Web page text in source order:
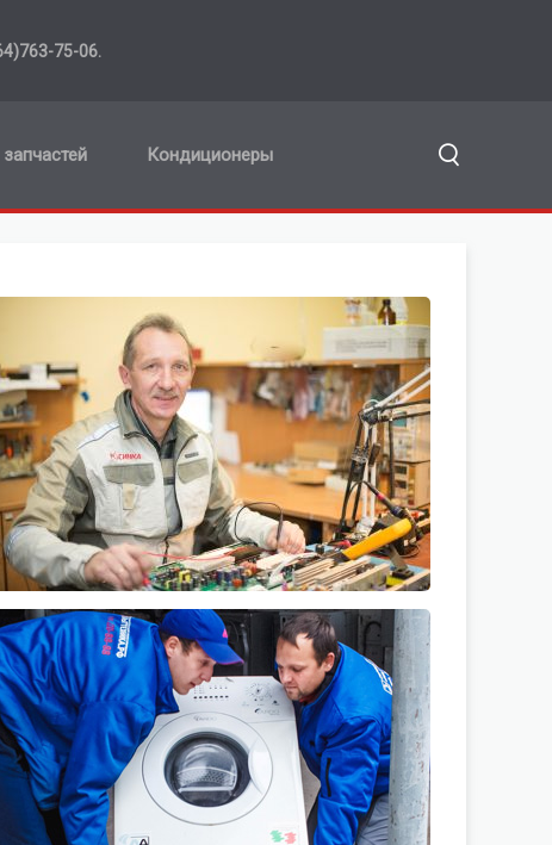
75-06.
Кондиционеры
Хочу отремонтировать -
ТЕЛЕВИЗОР
ПЕРЕЙТИ
УТИЛИЗАЦИЯ
Бытовой техники
ПЕРЕЙТИ